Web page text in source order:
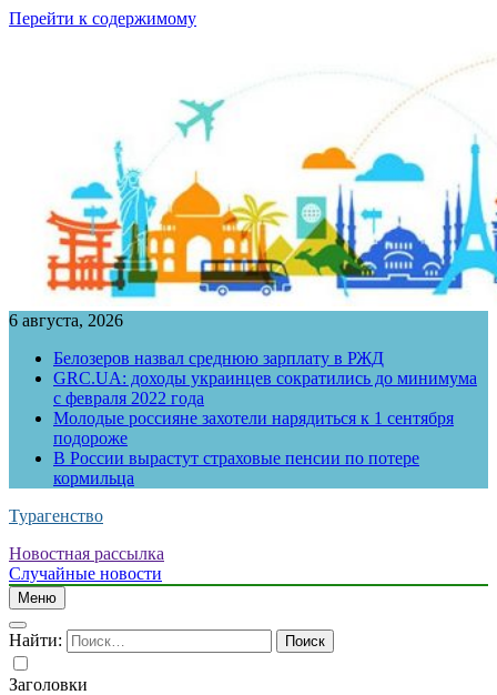
Перейти к содержимому
6 августа, 2026
Белозеров назвал среднюю зарплату в РЖД
GRC.UA: доходы украинцев сократились до минимума
с февраля 2022 года
Молодые россияне захотели нарядиться к 1 сентября
подороже
В России вырастут страховые пенсии по потере
кормильца
Турагенство
Новостная рассылка
Случайные новости
Меню
Найти:
Заголовки